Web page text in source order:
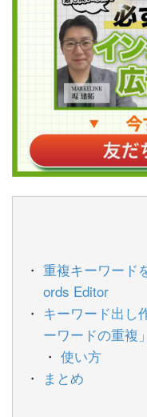
重複キーワード
ords Editor
キーワード出し
ーワードの重複」
使い方
まとめ